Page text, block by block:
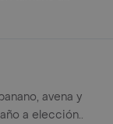
avena y
a elección..